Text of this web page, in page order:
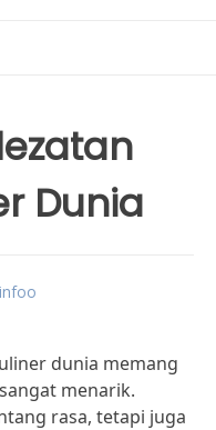
Dunia
dunia memang
menarik.
rasa, tetapi juga